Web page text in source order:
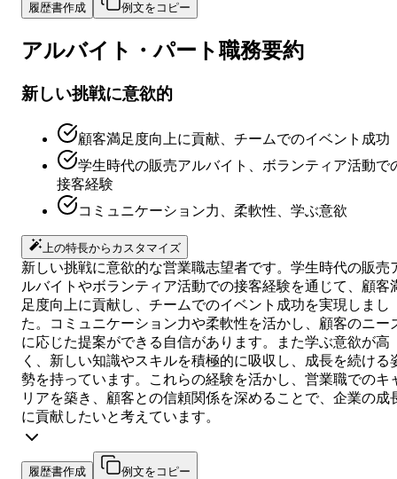
履歴書作成 例文をコピー
アルバイト・パート職務要約
新しい挑戦に意欲的
顧客満足度向上に貢献、チームでのイベント成功
学生時代の販売アルバイト、ボランティア活動で
接客経験
コミュニケーション力、柔軟性、学ぶ意欲
上の特長からカスタマイズ
新しい挑戦に意欲的な営業職志望者です。学生時代の販売
ルバイトやボランティア活動での接客経験を通じて、顧客
足度向上に貢献し、チームでのイベント成功を実現しまし
た。コミュニケーション力や柔軟性を活かし、顧客のニー
に応じた提案ができる自信があります。また学ぶ意欲が高
く、新しい知識やスキルを積極的に吸収し、成長を続ける
勢を持っています。これらの経験を活かし、営業職でのキ
リアを築き、顧客との信頼関係を深めることで、企業の成
に貢献したいと考えています。
履歴書作成 例文をコピー